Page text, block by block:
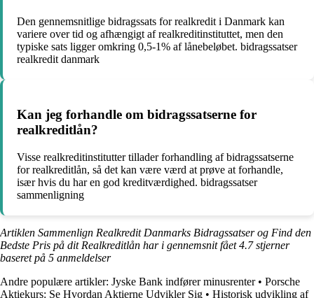
Den gennemsnitlige bidragssats for realkredit i Danmark kan
variere over tid og afhængigt af realkreditinstituttet, men den
typiske sats ligger omkring 0,5-1% af lånebeløbet. bidragssatser
realkredit danmark
Kan jeg forhandle om bidragssatserne for
realkreditlån?
Visse realkreditinstitutter tillader forhandling af bidragssatserne
for realkreditlån, så det kan være værd at prøve at forhandle,
især hvis du har en god kreditværdighed. bidragssatser
sammenligning
Artiklen Sammenlign Realkredit Danmarks Bidragssatser og Find den
Bedste Pris på dit Realkreditlån har i gennemsnit fået4.7stjerner
baseret på 5 anmeldelser
Andre populære artikler: Jyske Bank indfører minusrenter• Porsche
Aktiekurs: Se Hvordan Aktierne Udvikler Sig • Historisk udvikling af